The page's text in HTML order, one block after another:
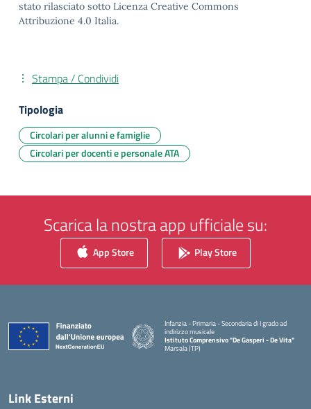
stato rilasciato sotto Licenza Creative Commons
Attribuzione 4.0 Italia.
Stampa / Condividi
Tipologia
Circolari per alunni e famiglie
Circolari per docenti e personale ATA
Scarica la nostra app ufficiale su:
App Store Play Store
Infanzia - Primaria - Secondaria di I grado ad
indirizzo musicale
Istituto Comprensivo "De Gasperi - De Vita"
Marsala (TP)
Link Esterni